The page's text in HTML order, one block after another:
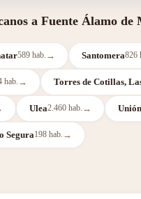
a Fuente Álamo de
589 hab. → Santomera826
hab. → Torres de Cotillas,
Ulea2.460 hab. →
Segura198 hab. →